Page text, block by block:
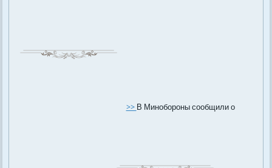
>>В Минобороны сообщили о